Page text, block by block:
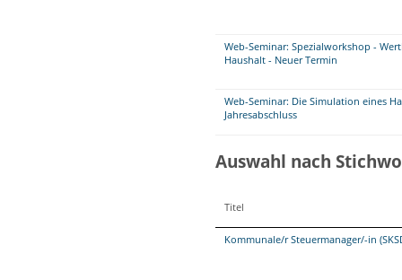
Web-Seminar: Spezialworkshop -
Haushalt - Neuer Termin
Web-Seminar: Die Simulation eines
Jahresabschluss
Auswahl nach
Titel
Kommunale/r Steuermanager/-in